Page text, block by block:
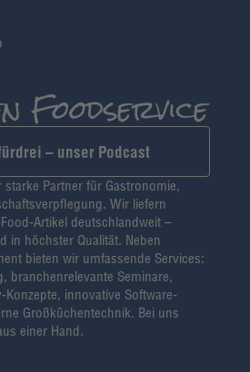
– unser Podcast
starke Partner für Gastronomie,
Wir liefern
Artikel deutschlandweit –
in höchster Qualität. Neben
bieten wir umfassende Services:
branchenrelevante Seminare,
Konzepte, innovative Software-
Großküchentechnik. Bei uns
einer Hand.